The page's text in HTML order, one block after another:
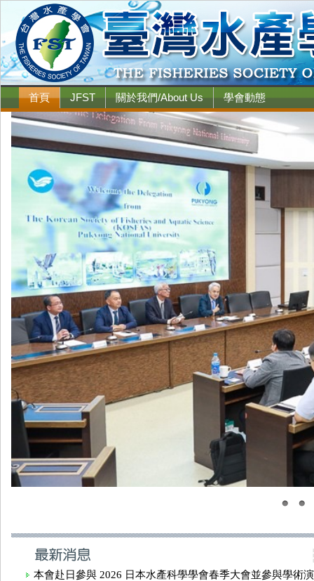
首頁 JFST 關於我們/About Us 學會動態
本會赴日參與 2026 日本水產科學學會春季大會並參與學術